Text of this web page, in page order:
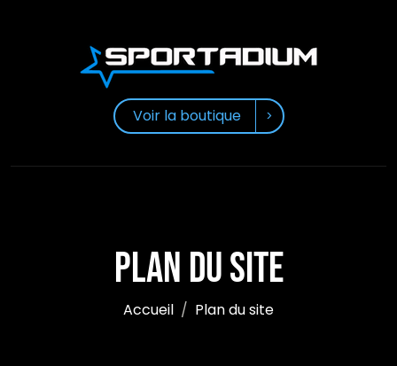
Voir la boutique
Plan du site
Accueil Plan du site